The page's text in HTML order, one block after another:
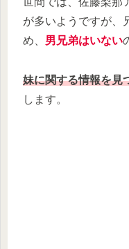
が多いようですが、
め、 男兄弟はいない
妹に関する情報を見
します。